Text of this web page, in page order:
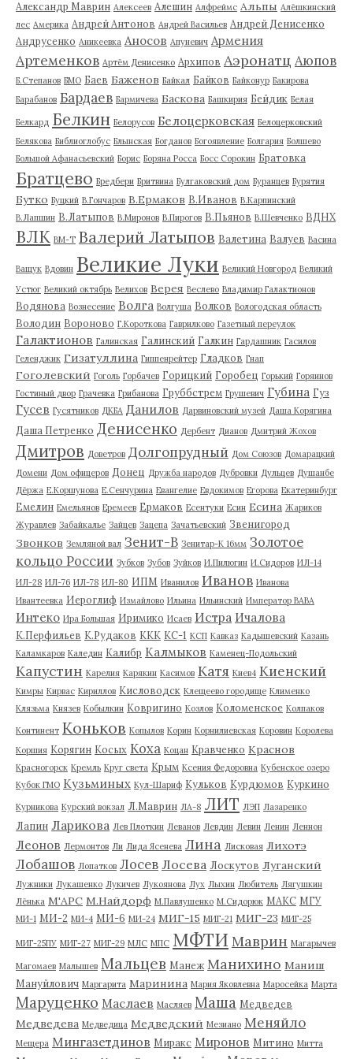
Александр Маврин Алексеев Алешин Алфреймс Альпы Алёшкинский
лес Америка Андрей Антонов Андрей Васильев Андрей Денисенко
Андрусенко Аникеевка Аносов Апуневич Армения
Артеменков Артём Денисенко Архипов Аэронатц Аюпов
Б.Степанов БМО Баев Баженов Байкал Байков Байконур Бакирова
Барабанов Бардаев Бармичева Баскова Башкирия Бейдик Белая
Белкард Белкин Белорусов Белоцерковская Белоцерковский
Белякова Библиоглобус Блынская Богданов Богоявление Болгария Болшево
Большой Афанасьевский Борис Боряна Росса Босс Сорокин Братовка
Братцево Бредбери Бритвина Булгаковский дом Буранцев Бурятия
Бутко Буцкий В.Гончаров В.Ермаков В.Иванов В.Карпинский
В.Лапшин В.Латыпов В.Миронов В.Пирогов В.Пьянов В.Шевченко ВДНХ
ВЛК ВМ-Т Валерий Латыпов Валетина Валуев Васина
Ващук Вдовин Великие Луки Великий Новгород Великий
Устюг Великий октябрь Велихов Верея Веслево Владимир Галактионов
Водянова Вознесение Волга Волгуша Волков Вологодская область
Володин Вороново Г.Короткова Гаврилково Газетный переулок
Галактионов Галинская Галинский Галкин Гардашник Гасилов
Геленджик Гизатуллина Гиппенрейтер Гладков Гнап
Гоголевский Гоголь Горбачев Горицкий Горобец Горький Горяинов
Гостиный двор Грачевка Грибанова Груббстрем Грушевич Губина Гуз
Гусев Гусятников ДКБА Данилов Дарвиновский музей Даша Корягина
Даша Петренко Денисенко Дербент Дианов Дмитрий Жохов
Дмитров Доветров Долгопрудный Дом Союзов Домарацкий
Домени Дом офицеров Донец Дружба народов Дубровки Дульцев Душанбе
Дёржа Е.Коршунова Е.Сенчурина Евангелие Евдокимов Егорова Екатеринбург
Емелин Емельянов Еремеев Ермаков Есентуки Есин Есина Жариков
Журавлев Забайкалье Зайцев Зацепа Зачатьевский Звенигород
Звонков Земляной вал Зенит-В Зенитар-К 16мм Золотое
кольцо России Зубков Зубов Зуйков И.Пилюгин И.Сидоров ИЛ-14
ИЛ-28 ИЛ-76 ИЛ-78 ИЛ-80 ИПМ Иванилов Иванов Иванова
Ивантеевка Иероглиф Измайлово Ильина Ильинский Император ВАВА
Интеко Ира Большая Иримико Исаев Истра Ичалова
К.Перфильев К.Рудаков ККК КС-1 КСП Кавказ Кадышевский Казань
Каламкаров Каледин Калибр Калмыков Каменец-Подольский
Капустин Карелия Карякин Касимов Катя Киев4 Киенский
Кимры Кирвас Кириллов Кисловодск Клещеево городище Клименко
Клязьма Князев Кобылкин Ковригино Козлов Коломенское Колпаков
Континент Коньков Копылов Корин Корнилиевская Коровин Королева
Коршия Корягин Косых Коха Коцан Кравченко Краснов
Красногорск Кремль Круг света Крым Ксения Федоровна Кубенское озеро
Кубок ГМО Кузьминых Кул-Шариф Кульков Курдюмов Куркино
Курникова Курский вокзал Л.Маврин ЛА-8 ЛИТ ЛЭП Лазаренко
Лапин Ларикова Лев Плоткин Леванов Левдин Левин Ленин Леннон
Леонов Лермонтов Ли Лида Ясенева Лина Лисковая Лихотэ
Лобашов Лопатков Лосев Лосева Лоскутов Луганский
Лужники Лукашенко Лукичев Лукоянова Лух Лыхин Любитель Лягушкин
Лёнька М'АРС М.Найдорф М.Павлушенко М.Сидорюк МАКС МГУ
МИ-1 МИ-2 МИ-4 МИ-6 МИ-24 МИГ-15 МИГ-21 МИГ-23 МИГ-25
МИГ-25ПУ МИГ-27 МИГ-29 МЛС МПС МФТИ Маврин Магарычев
Магомаев Малышев Мальцев Манеж Манихино Маниш
Мануйлович Маргарита Маринина Мария Яковлевна Маросейка Марта
Маруценко Маслаев Масляев Маша Медведев
Медведева Медведица Медведский Мезиано Меняйло
Мещера Мингазетдинов Миракс Миронов Митино Митта